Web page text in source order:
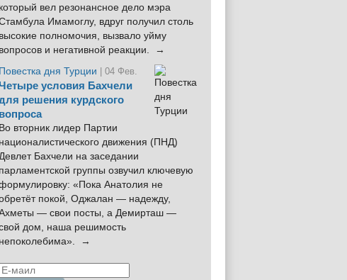
который вел резонансное дело мэра
Имамоглу, вдруг получил столь
высокие полномочия, вызвало уйму
вопросов и негативной реакции. →
Повестка дня Турции
| 04 Фев.
условия Бахчели
решения курдского
вопроса
Во вторник лидер Партии
националистического движения (ПНД)
Бахчели на заседании
парламентской группы озвучил ключевую
«Пока Анатолия не
покой, Оджалан — надежду,
— свои посты, а Демирташ —
дом, наша решимость
непоколебима». →